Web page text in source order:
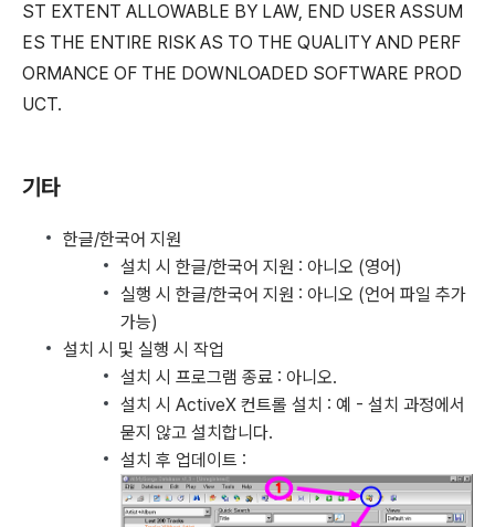
ST EXTENT ALLOWABLE BY LAW, END USER ASSUM
ES THE ENTIRE RISK AS TO THE QUALITY AND PERF
ORMANCE OF THE DOWNLOADED SOFTWARE PROD
UCT.
기타
한글/한국어 지원
설치 시 한글/한국어 지원 : 아니오 (영어)
실행 시 한글/한국어 지원 : 아니오 (언어 파일 추가
가능)
설치 시 및 실행 시 작업
설치 시 프로그램 종료 : 아니오.
설치 시 ActiveX 컨트롤 설치 : 예 - 설치 과정에서
묻지 않고 설치합니다.
설치 후 업데이트 :